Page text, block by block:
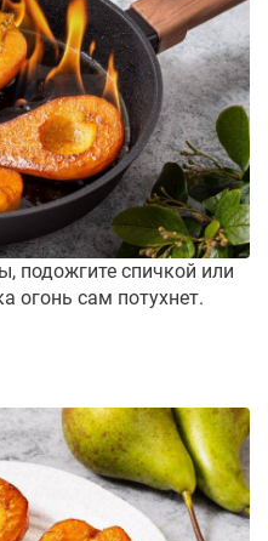
подожгите спичкой или
огонь сам потухнет.